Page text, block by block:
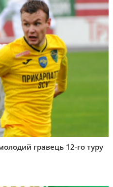
гравець 12-го туру